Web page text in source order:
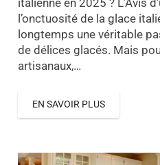
l’onctuosité de la glace
longtemps une véritable
de délices glacés. Mais
artisanaux,…
EN SAVOIR PLUS